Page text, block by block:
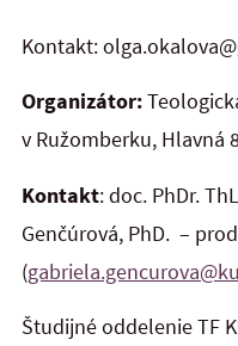
Kontakt:
Organizátor:
v Ružomberku, Hlavná
Kontakt: doc. PhDr.
Genčúrová, PhD. –
(
Študijné oddelenie TF